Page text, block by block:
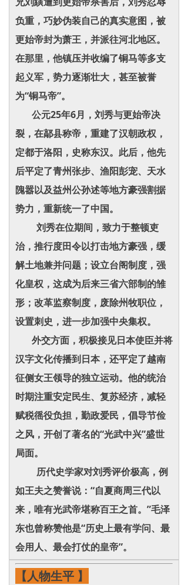
负重，巧妙伪装自己的真实意图，被
更始帝封为萧王，并派往河北地区。
在那里，他镇压并收编了铜马等多支
起义军，势力逐渐壮大，甚至被誉
为“铜马帝”。
公元25年6月，刘秀与更始帝决
裂，在鄗县称帝，重建了汉朝政权，
定都于洛阳，史称东汉。此后，他先
后平定了青州张步、渔阳彭宠、天水
隗嚣以及益州公孙述等地方豪强割据
势力，重新统一了中国。
刘秀在位期间，致力于整顿吏
治，推行度田令以打击地方豪强，缓
解土地兼并问题；设立台阁制度，强
化皇权，这成为后来三省六部制的雏
形；改革监察制度，废除州牧职位，
设置刺史，进一步加强中央集权。
外交方面，积极接见日本使臣并将
汉字文化传播到日本，还平定了越南
征侧女王领导的独立运动。他的统治
时期注重安定民生、复苏经济，减轻
赋税徭役负担，勤政爱民，倡导节俭
之风，开创了著名的“光武中兴”盛世
局面。
历代史学家对刘秀评价极高，例
如王夫之赞誉说：“自夏商周三代以
来，唯有光武帝堪称百王之首。”毛泽
东也曾称赞他是“历史上最有学问、最
会用人、最会打仗的皇帝”。
【人物生平 】